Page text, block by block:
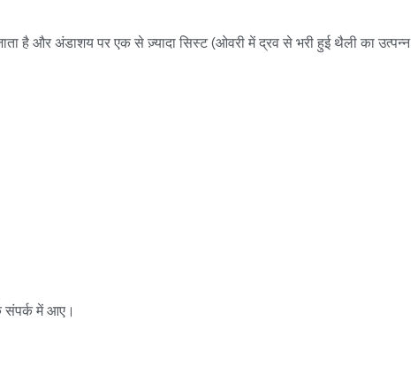
है और अंडाशय पर एक से ज़्यादा सिस्ट (ओवरी में द्रव से भरी हुई थैली का उत्पन्न
में आए।